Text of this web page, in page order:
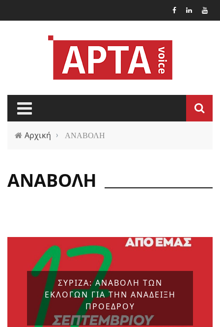
Αρχική › ΑΝΑΒΟΛΗ
ΑΝΑΒΟΛΗ
ΣΥΡΙΖΑ: ΑΝΑΒΟΛΗ ΤΩΝ
ΕΚΛΟΓΩΝ ΓΙΑ ΤΗΝ ΑΝΑΔΕΙΞΗ
ΠΡΟΕΔΡΟΥ